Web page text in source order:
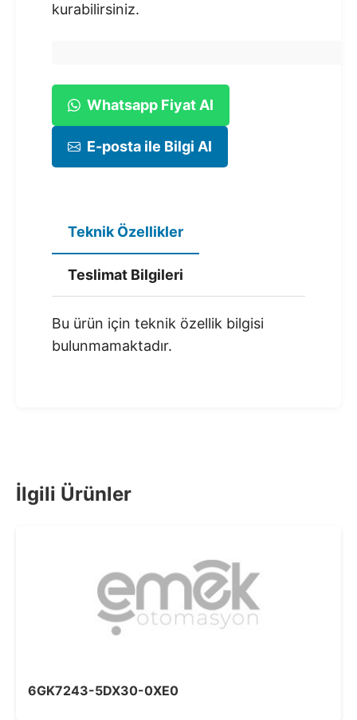
kurabilirsiniz.
Whatsapp Fiyat Al
E-posta ile Bilgi Al
Teknik Özellikler
Teslimat Bilgileri
Bu ürün için teknik özellik bilgisi
bulunmamaktadır.
İlgili Ürünler
6GK7243-5DX30-0XE0